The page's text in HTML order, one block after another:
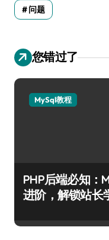
问题
您错过了
MySql教程
PHP后端必知：
进阶，解锁站长